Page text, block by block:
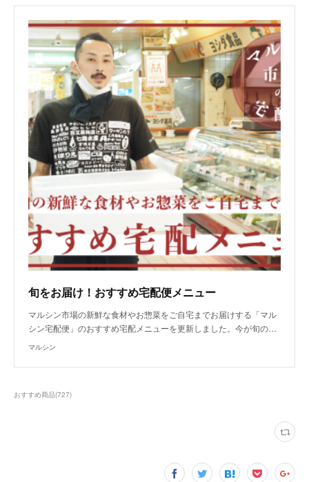
旬をお届け！おすすめ宅配便メニュー
マルシン市場の新鮮な食材やお惣菜をご自宅までお届けする「マル
シン宅配便」のおすすめ宅配メニューを更新しました。今が旬の…
マルシン
おすすめ商品(727)